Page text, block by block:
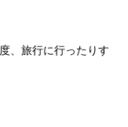
、旅行に行ったりす